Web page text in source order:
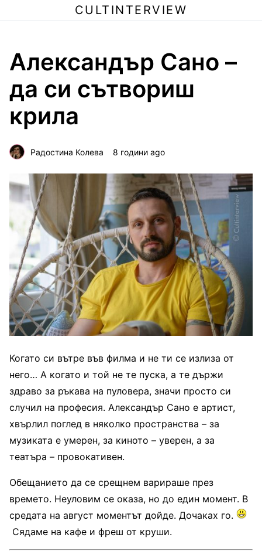
CULTINTERVIEW
Александър Сано –
да си сътвориш
крила
Радостина Колева 8 години ago
Когато си вътре във филма и не ти се излиза от
него… А когато и той не те пуска, а те държи
здраво за ръкава на пуловера, значи просто си
случил на професия. Александър Сано е артист,
хвърлил поглед в няколко пространства – за
музиката е умерен, за киното – уверен, а за
театъра – провокативен.
Обещанието да се срещнем варираше през
времето. Неуловим се оказа, но до един момент. В
средата на август моментът дойде. Дочаках го.
Сядаме на кафе и фреш от круши.